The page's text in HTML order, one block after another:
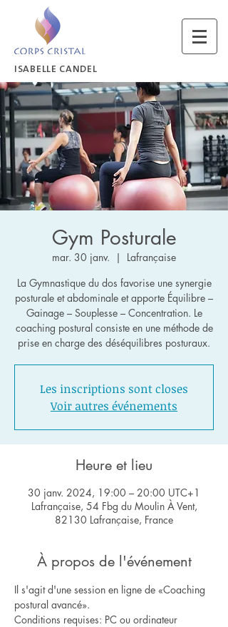
ISABELLE CANDEL
Gym Posturale
mar. 30 janv.
  |
Lafrançaise
La Gymnastique du dos favorise une synergie
posturale et abdominale et apporte Équilibre –
Gainage – Souplesse – Concentration. Le
coaching postural consiste en une méthode de
Les inscriptions sont closes
Voir autres événements
Heure et lieu
30 janv. 2024, 19:00 – 20:00 UTC+1
Lafrançaise, 54 Fbg du Moulin À Vent,
82130 Lafrançaise, France
À propos de l'événement
Il s'agit d'une session en ligne de «Coaching
postural avancé».
Conditions requises: PC ou ordinateur